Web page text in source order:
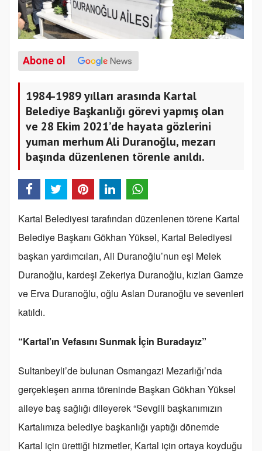
Abone ol
1984-1989 yılları arasında Kartal
Belediye Başkanlığı görevi yapmış olan
ve 28 Ekim 2021’de hayata gözlerini
yuman merhum Ali Duranoğlu, mezarı
başında düzenlenen törenle anıldı.
Kartal Belediyesi tarafından düzenlenen törene Kartal
Belediye Başkanı Gökhan Yüksel, Kartal Belediyesi
başkan yardımcıları, Ali Duranoğlu’nun eşi Melek
Duranoğlu, kardeşi Zekeriya Duranoğlu, kızları Gamze
ve Erva Duranoğlu, oğlu Aslan Duranoğlu ve sevenleri
katıldı.
“Kartal’ın Vefasını Sunmak İçin Buradayız”
Sultanbeyli’de bulunan Osmangazi Mezarlığı’nda
gerçekleşen anma töreninde Başkan Gökhan Yüksel
aileye baş sağlığı dileyerek “Sevgili başkanımızın
Kartalımıza belediye başkanlığı yaptığı dönemde
Kartal için ürettiği hizmetler, Kartal için ortaya koyduğu